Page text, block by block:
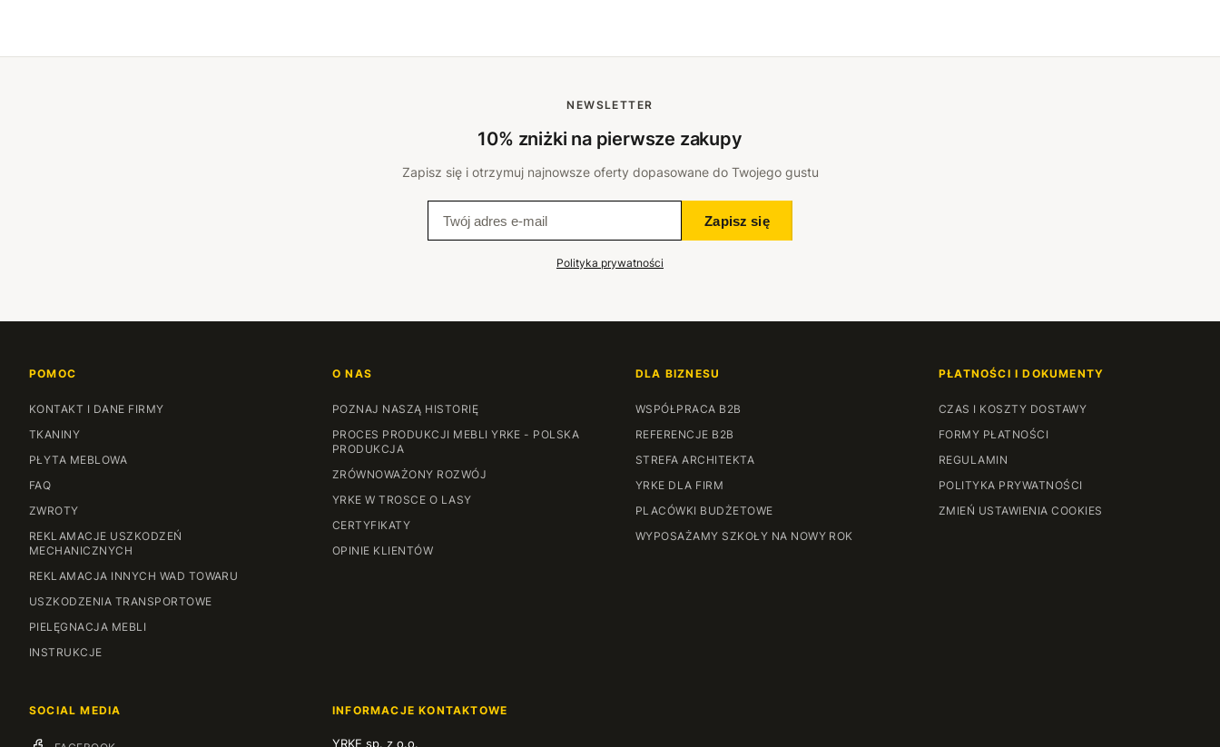
NEWSLETTER
10% zniżki na pierwsze zakupy
Zapisz się i otrzymuj najnowsze oferty dopasowane do Twojego gustu
Zapisz się
Polityka prywatności
POMOC
KONTAKT I DANE FIRMY
TKANINY
PŁYTA MEBLOWA
FAQ
ZWROTY
REKLAMACJE USZKODZEŃ
MECHANICZNYCH
REKLAMACJA INNYCH WAD TOWARU
USZKODZENIA TRANSPORTOWE
PIELĘGNACJA MEBLI
INSTRUKCJE
O NAS
POZNAJ NASZĄ HISTORIĘ
PROCES PRODUKCJI MEBLI YRKE - POLSKA
PRODUKCJA
ZRÓWNOWAŻONY ROZWÓJ
YRKE W TROSCE O LASY
CERTYFIKATY
OPINIE KLIENTÓW
DLA BIZNESU
WSPÓŁPRACA B2B
REFERENCJE B2B
STREFA ARCHITEKTA
YRKE DLA FIRM
PLACÓWKI BUDŻETOWE
WYPOSAŻAMY SZKOŁY NA NOWY ROK
PŁATNOŚCI I DOKUMENTY
CZAS I KOSZTY DOSTAWY
FORMY PŁATNOŚCI
REGULAMIN
POLITYKA PRYWATNOŚCI
ZMIEŃ USTAWIENIA COOKIES
SOCIAL MEDIA INFORMACJE KONTAKTOWE
YRKE sp. z o.o.